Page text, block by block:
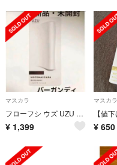
マスカラ
フローフシ ウズ UZU BY FLOWFUSHモテマスカラ バーガンディ
¥ 1,399
マスカラ
¥ 650